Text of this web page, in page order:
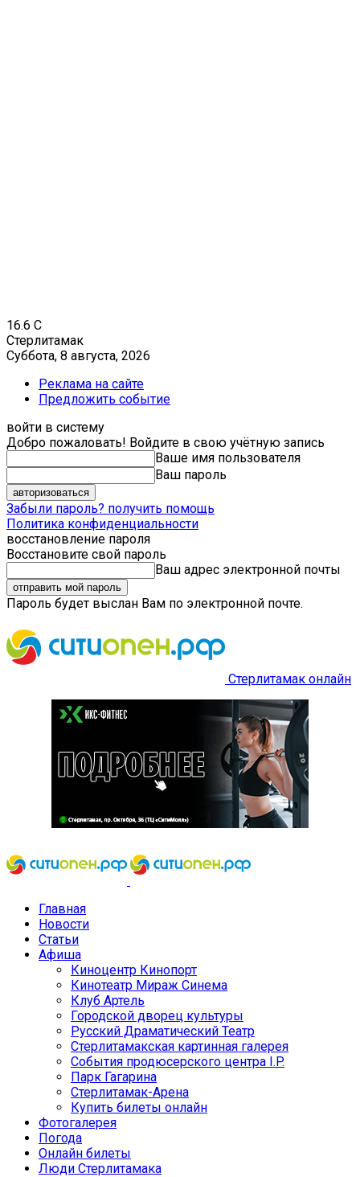
16.6 C
Стерлитамак
Суббота, 8 августа, 2026
Реклама на сайте
Предложить событие
войти в систему
Добро пожаловать! Войдите в свою учётную запись
Ваше имя пользователя
Ваш пароль
Забыли пароль? получить помощь
Политика конфиденциальности
восстановление пароля
Восстановите свой пароль
Ваш адрес электронной почты
Пароль будет выслан Вам по электронной почте.
Стерлитамак онлайн
Главная
Новости
Статьи
Афиша
Киноцентр Кинопорт
Кинотеатр Мираж Синема
Клуб Артель
Городской дворец культуры
Русский Драматический Театр
Стерлитамакская картинная галерея
События продюсерского центра I.P.
Парк Гагарина
Стерлитамак-Арена
Купить билеты онлайн
Фотогалерея
Погода
Онлайн билеты
Люди Стерлитамака